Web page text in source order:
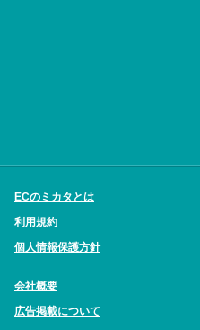
ECのミカタとは
利用規約
個人情報保護方針
会社概要
広告掲載について